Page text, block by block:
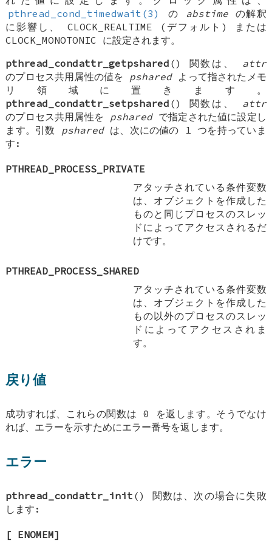
pthread_cond_timedwait(3)
の abstime の解釈
に影響し、CLOCK_REALTIME (デフォルト) または
CLOCK_MONOTONIC に設定されます。
pthread_condattr_getpshared () 関数は、 attr
のプロセス共用属性の値を psharedよって指されたメモ
リ領域に置きます。
pthread_condattr_setpshared () 関数は、 attr
のプロセス共用属性を psharedで指定された値に設定し
ます。引数 psharedは、次にの値の 1 つを持っていま
す:
PTHREAD_PROCESS_PRIVATE
アタッチされている条件変数
は、オブジェクトを作成した
ものと同じプロセスのスレッ
ドによってアクセスされるだ
けです。
PTHREAD_PROCESS_SHARED
アタッチされている条件変数
は、オブジェクトを作成した
もの以外のプロセスのスレッ
ドによってアクセスされま
す。
戻り値
成功すれば、これらの関数は 0 を返します。そうでなけ
れば、エラーを示すためにエラー番号を返します。
エラー
pthread_condattr_init () 関数は、次の場合に失敗
します:
[ ENOMEM]